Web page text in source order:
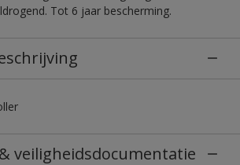
Tot 6 jaar bescherming.
veiligheidsdocumentatie